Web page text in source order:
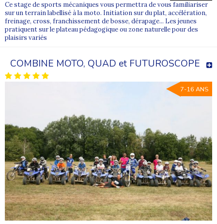
Ce stage de sports mécaniques vous permettra de vous familiariser
sur un terrain labellisé à la moto. Initiation sur du plat, accélération,
freinage, cross, franchissement de bosse, dérapage... Les jeunes
pratiquent sur le plateau pédagogique ou zone naturelle pour des
plaisirs variés
COMBINE MOTO, QUAD et FUTUROSCOPE
7-16 ANS